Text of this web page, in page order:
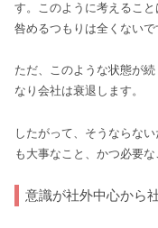
す。このように考えるこ
咎めるつもりは全くないで
ただ、このような状態が
なり会社は衰退します。
したがって、そうならな
も大事なこと、かつ必要な
意識が社外中心から